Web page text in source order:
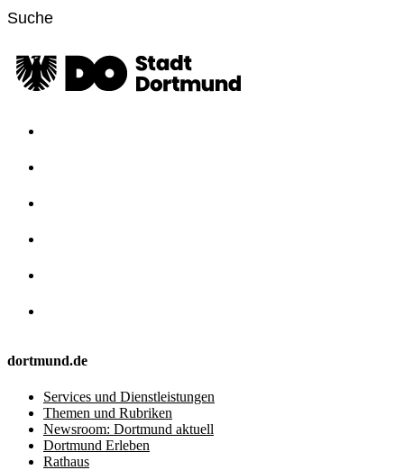
dortmund.de
Services und Dienstleistungen
Themen und Rubriken
Newsroom: Dortmund aktuell
Dortmund Erleben
Rathaus